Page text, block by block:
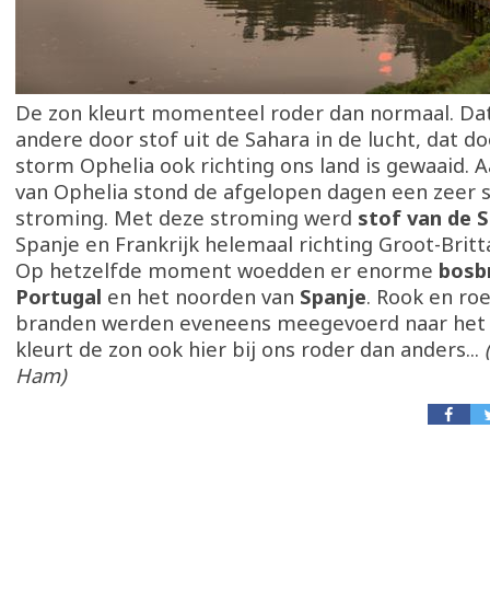
De zon kleurt momenteel roder dan normaal.
andere door stof uit de Sahara in de lucht, dat
storm Ophelia ook richting ons land is gewaaid.
van Ophelia stond de afgelopen dagen een zeer
stroming. Met deze stroming werd stof van de
Spanje en Frankrijk helemaal richting Groot-
Op hetzelfde moment woedden er enorme
Portugal en het noorden van Spanje. Rook en
branden werden eveneens meegevoerd naar het
kleurt de zon ook hier bij ons roder dan anders...
Ham)